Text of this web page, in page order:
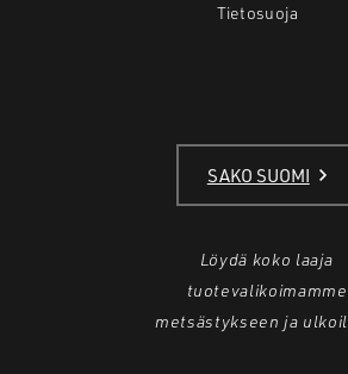
Tietosuoja
SAKO SUOMI
Löydä koko laaja
tuotevalikoimamme
metsästykseen ja